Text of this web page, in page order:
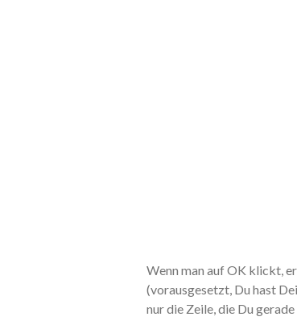
Wenn man auf OK klickt,
(vorausgesetzt, Du hast
nur die Zeile, die Du